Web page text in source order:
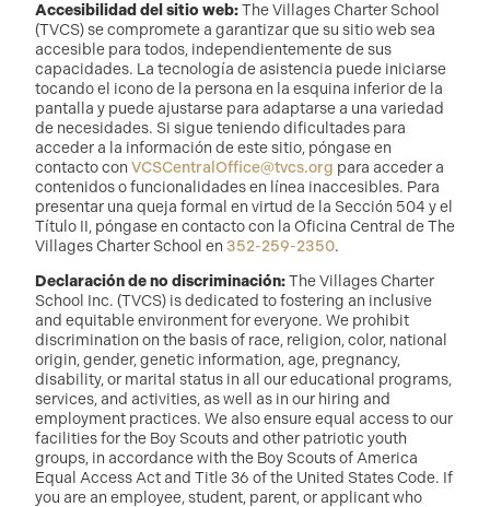
Accesibilidad del sitio web:The Villages Charter School
(TVCS) se compromete a garantizar que su sitio web sea
accesible para todos, independientemente de sus
capacidades. La tecnología de asistencia puede iniciarse
tocando el icono de la persona en la esquina inferior de la
pantalla y puede ajustarse para adaptarse a una variedad
de necesidades. Si sigue teniendo dificultades para
acceder a la información de este sitio, póngase en
contacto con VCSCentralOffice@tvcs.org para acceder a
contenidos o funcionalidades en línea inaccesibles. Para
presentar una queja formal en virtud de la Sección 504 y el
Título II, póngase en contacto con la Oficina Central de The
Villages Charter School en 352-259-2350.
Declaración de no discriminación:The Villages Charter
School Inc. (TVCS) is dedicated to fostering an inclusive
and equitable environment for everyone. We prohibit
discrimination on the basis of race, religion, color, national
origin, gender, genetic information, age, pregnancy,
disability, or marital status in all our educational programs,
services, and activities, as well as in our hiring and
employment practices. We also ensure equal access to our
facilities for the Boy Scouts and other patriotic youth
groups, in accordance with the Boy Scouts of America
Equal Access Act and Title 36 of the United States Code. If
you are an employee, student, parent, or applicant who